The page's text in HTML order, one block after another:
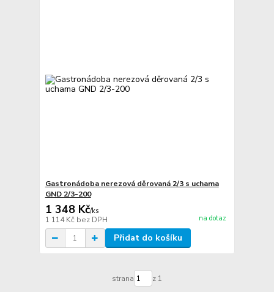
Gastronádoba nerezová děrovaná 2/3 s uchama
GND 2/3-200
1 348 Kč/ks
1 114 Kč bez DPH na dotaz
Přidat do košíku
strana z 1